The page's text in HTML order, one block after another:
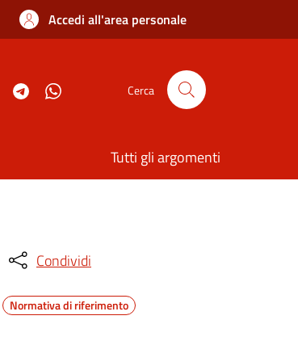
Accedi all'area personale
Cerca
Tutti gli argomenti
Condividi
Normativa di riferimento